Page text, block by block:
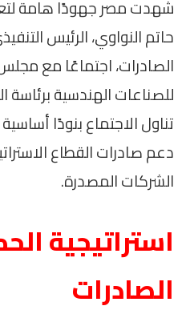
شهدت مصر جهودًا هامة
حاتم النواوي، الرئيس
الصادرات، اجتماعًا مع
للصناعات الهندسية
تناول الاجتماع بنودًا
دعم صادرات القطاع
الشركات المصدرة.
استراتيجية
الصادرات